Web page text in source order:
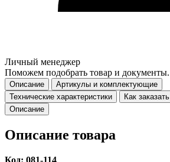
Личный менеджер
Поможем подобрать товар и документы.
Описание
Артикулы и комплектующие
Технические характеристики
Как заказать
Описание
Описание товара
Код: 081-114